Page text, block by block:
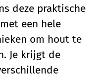
deze praktische
een hele
om hout te
Je krijgt de